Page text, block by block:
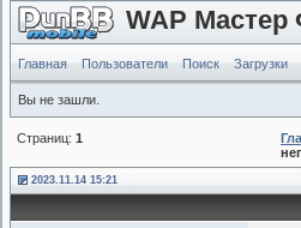
WAP
Главная Пользователи Поиск Загрузки
Вы не зашли.
Страниц: 1
2023.11.14 15:21